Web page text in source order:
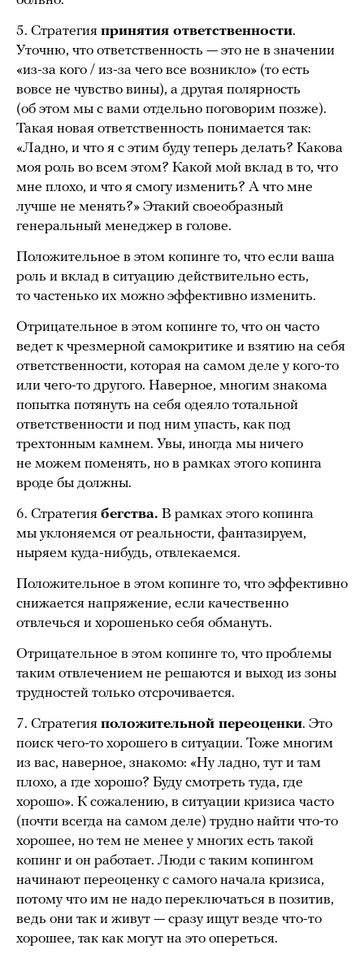
5. Стратегия принятия ответственности.
Уточню, что ответственность — это не в значении
«из-за кого / из-за чего все возникло» (то есть
вовсе не чувство вины), а другая полярность
(об этом мы с вами отдельно поговорим позже).
Такая новая ответственность понимается так:
«Ладно, и что я с этим буду теперь делать? Какова
моя роль во всем этом? Какой мой вклад в то, что
мне плохо, и что я смогу изменить? А что мне
лучше не менять?» Этакий своеобразный
генеральный менеджер в голове.
Положительное в этом копинге то, что если ваша
роль и вклад в ситуацию действительно есть,
то частенько их можно эффективно изменить.
Отрицательное в этом копинге то, что он часто
ведет к чрезмерной самокритике и взятию на себя
ответственности, которая на самом деле у кого-то
или чего-то другого. Наверное, многим знакома
попытка потянуть на себя одеяло тотальной
ответственности и под ним упасть, как под
трехтонным камнем. Увы, иногда мы ничего
не можем поменять, но в рамках этого копинга
вроде бы должны.
6. Стратегия бегства. В рамках этого копинга
мы уклоняемся от реальности, фантазируем,
ныряем куда-нибудь, отвлекаемся.
Положительное в этом копинге то, что эффективно
снижается напряжение, если качественно
отвлечься и хорошенько себя обмануть.
Отрицательное в этом копинге то, что проблемы
таким отвлечением не решаются и выход из зоны
трудностей только отсрочивается.
7. Стратегия положительной переоценки. Это
поиск чего-то хорошего в ситуации. Тоже многим
из вас, наверное, знакомо: «Ну ладно, тут и там
плохо, а где хорошо? Буду смотреть туда, где
хорошо». К сожалению, в ситуации кризиса часто
(почти всегда на самом деле) трудно найти что-то
хорошее, но тем не менее у многих есть такой
копинг и он работает. Люди с таким копингом
начинают переоценку с самого начала кризиса,
потому что им не надо переключаться в позитив,
ведь они так и живут — сразу ищут везде что-то
хорошее, так как могут на это опереться.